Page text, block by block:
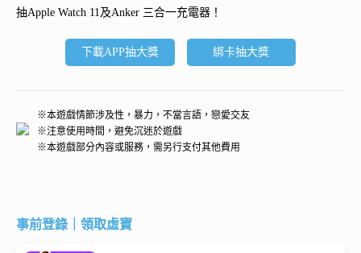
抽Apple Watch 11及Anker 三合一充電器 ！
下載APP抽大獎 綁卡抽大獎
※本遊戲情節涉及性，暴力，不當言語，戀愛交友
※注意使用時間，避免沉迷於遊戲
※本遊戲部分內容或服務，需另行支付其他費用
事前登錄｜領取虛寶